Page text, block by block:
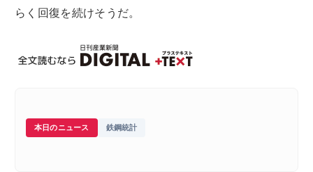
らく回復を続けそうだ。
本日のニュース 鉄鋼統計